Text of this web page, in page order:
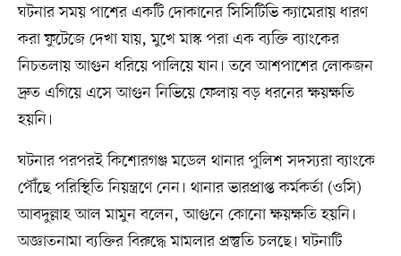
ঘটনার সময় পাশের একটি দোকানের সিসিটিভি ক্যামেরায় ধারণ
করা ফুটেজে দেখা যায়, মুখে মাস্ক পরা এক ব্যক্তি ব্যাংকের
নিচতলায় আগুন ধরিয়ে পালিয়ে যান। তবে আশপাশের লোকজন
দ্রুত এগিয়ে এসে আগুন নিভিয়ে ফেলায় বড় ধরনের ক্ষয়ক্ষতি
হয়নি।
ঘটনার পরপরই কিশোরগঞ্জ মডেল থানার পুলিশ সদস্যরা ব্যাংকে
পৌঁছে পরিস্থিতি নিয়ন্ত্রণে নেন। থানার ভারপ্রাপ্ত কর্মকর্তা (ওসি)
আবদুল্লাহ আল মামুন বলেন, আগুনে কোনো ক্ষয়ক্ষতি হয়নি।
অজ্ঞাতনামা ব্যক্তির বিরুদ্ধে মামলার প্রস্তুতি চলছে। ঘটনাটি